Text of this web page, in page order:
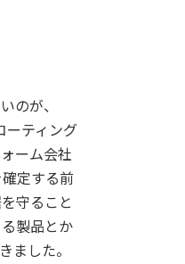
のが、
ーティング
ーム会社
定する前
守ること
製品とか
ました。